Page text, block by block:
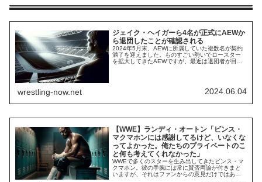
ジェイク・ヘイガーら4名が正式にAEWか
ら退団したことが確認される
2024年5月末、AEWに所属していた複数名が契約
満了を迎えました。ものすごい勢いでロースター
を拡大してきたAEWですが、最近は退団者が目立
ジェイク・ヘイガー アーン・アンダーソン マー
ク・ヘンリー ペイジ・ヴァンザント...
wrestling-now.net 2024.06.04
【WWE】ランディ・オートン「ビンス・
マクマホンには感謝してるけど、いなくな
ってよかった。俺たちのプライベートのこ
と何も考えてくれなかった」
WWEで多くのスターを生み出してきたビンス・マ
クマホン。彼の手腕には常に賛否両論が付きまと
いますが、それはファンからの意見だけではあり